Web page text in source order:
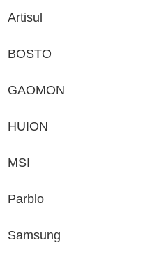
Artisul
BOSTO
GAOMON
HUION
MSI
Parblo
Samsung